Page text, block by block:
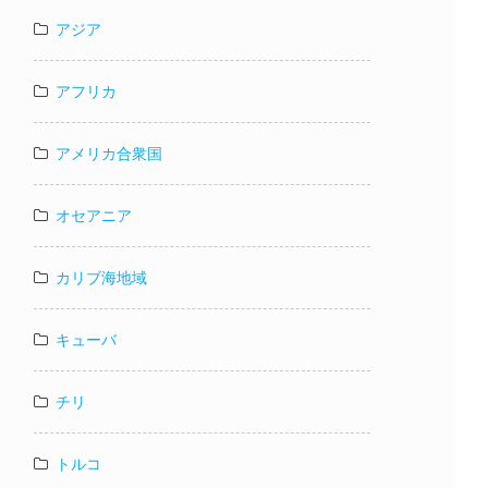
アジア
アフリカ
アメリカ合衆国
オセアニア
カリブ海地域
キューバ
チリ
トルコ